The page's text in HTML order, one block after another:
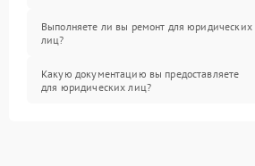
Выполняете ли вы ремонт для юридических
лиц?
Какую документацию вы предоставляете
для юридических лиц?